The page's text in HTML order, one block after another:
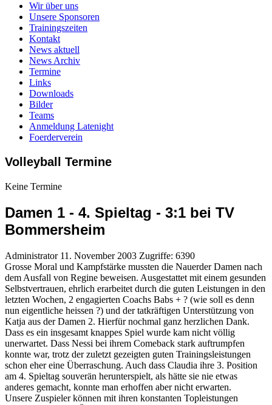
Wir über uns
Unsere Sponsoren
Trainingszeiten
Kontakt
News aktuell
News Archiv
Termine
Links
Downloads
Bilder
Teams
Anmeldung Latenight
Foerderverein
Volleyball Termine
Keine Termine
Damen 1 - 4. Spieltag - 3:1 bei TV
Bommersheim
Administrator 11. November 2003 Zugriffe: 6390
Grosse Moral und Kampfstärke mussten die Nauerder Damen nach
dem Ausfall von Regine beweisen. Ausgestattet mit einem gesunden
Selbstvertrauen, ehrlich erarbeitet durch die guten Leistungen in den
letzten Wochen, 2 engagierten Coachs Babs + ? (wie soll es denn
nun eigentliche heissen ?) und der tatkräftigen Unterstützung von
Katja aus der Damen 2. Hierfür nochmal ganz herzlichen Dank.
Dass es ein insgesamt knappes Spiel wurde kam nicht völlig
unerwartet. Dass Nessi bei ihrem Comeback stark auftrumpfen
konnte war, trotz der zuletzt gezeigten guten Trainingsleistungen
schon eher eine Überraschung. Auch dass Claudia ihre 3. Position
am 4. Spieltag souverän herunterspielt, als hätte sie nie etwas
anderes gemacht, konnte man erhoffen aber nicht erwarten.
Unsere Zuspieler können mit ihren konstanten Topleistungen